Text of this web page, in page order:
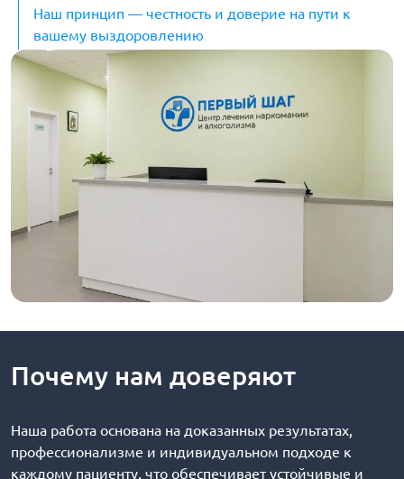
Наш принцип — честность и доверие на пути к
вашему выздоровлению
Почему нам доверяют
Наша работа основана на доказанных результатах,
профессионализме и индивидуальном подходе к
каждому пациенту, что обеспечивает устойчивые и